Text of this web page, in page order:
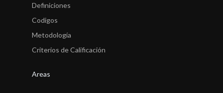
Definiciones
Codigos
Metodología
Criterios de Calificación
Areas